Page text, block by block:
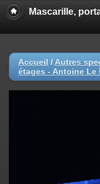
Mascarille,
Accueil / Autres
étages - Antoine Le